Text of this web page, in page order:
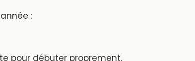
:
pour débuter proprement.